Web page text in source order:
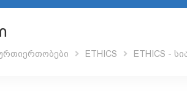
ETHICS ETHICS -